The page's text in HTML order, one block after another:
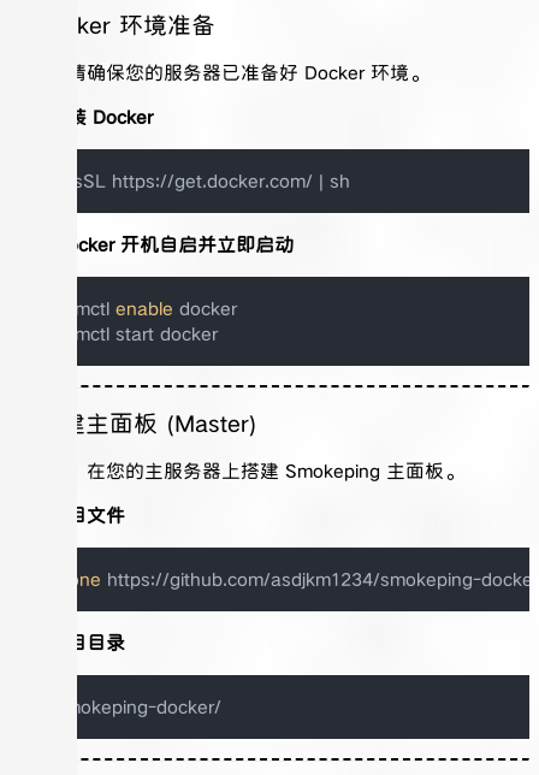
1. Docker 环境准备
首先，请确保您的服务器已准备好 Docker 环境。
一键安装 Docker
设置 Docker 开机自启并立即启动
systemctl enable docker
2. 搭建主面板 (Master)
接下来，在您的主服务器上搭建 Smokeping 主面板。
克隆项目文件
clone
进入项目目录